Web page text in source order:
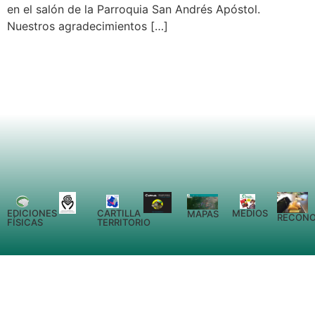
en el salón de la Parroquia San Andrés Apóstol.
Nuestros agradecimientos […]
EDICIONES
FÍSICAS
CARTILLA
TERRITORIO
MAPAS MEDIOS